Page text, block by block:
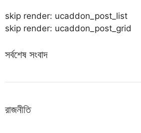
skip render: ucaddon_post_list
skip render: ucaddon_post_grid
সর্বশেষ সংবাদ
রাজনীতি